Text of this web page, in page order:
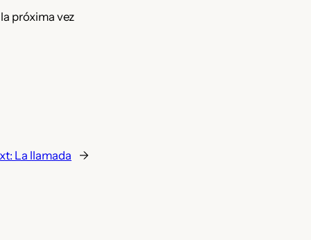
próxima vez
La llamada →